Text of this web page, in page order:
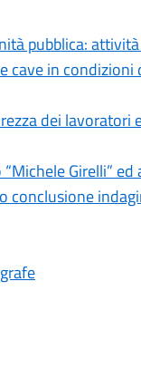
pubblica:
cave in condizioni
dei lavoratori
Girelli”
conclusione